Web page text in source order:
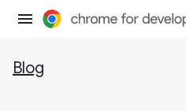
Blog